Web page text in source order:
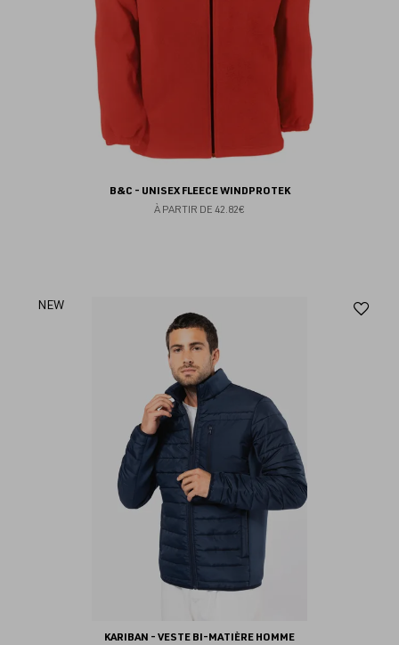
B&C - UNISEX FLEECE WINDPROTEK
À PARTIR DE 42.82€
NEW
KARIBAN - VESTE BI-MATIÈRE HOMME